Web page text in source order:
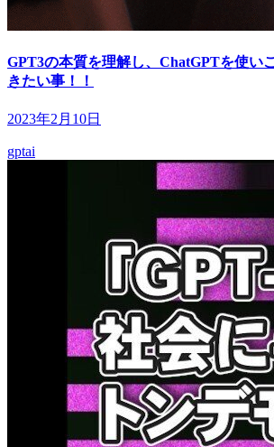
GPT3の本質を理解し、ChatGPTを使い
きたい事！！
2023年2月10日
gptai